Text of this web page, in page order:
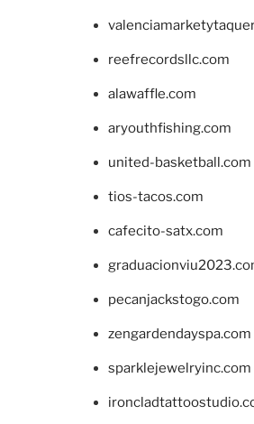
reefrecordsllc.com
alawaffle.com
aryouthfishing.com
united-basketball.com
tios-tacos.com
cafecito-satx.com
pecanjackstogo.com
zengardendayspa.com
sparklejewelryinc.com